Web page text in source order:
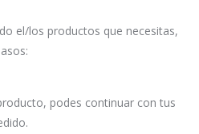
el/los productos que necesitas,
podes continuar con tus